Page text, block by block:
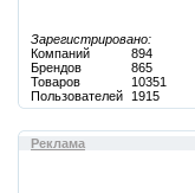
Зарегистрировано:
Компаний
894
Брендов
865
Товаров
10351
Пользователей
1915
Реклама